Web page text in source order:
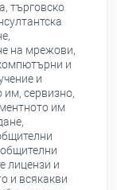
търговско
на мрежови,
и
и
им, сервизно,
им
лицензи и
и всякакви